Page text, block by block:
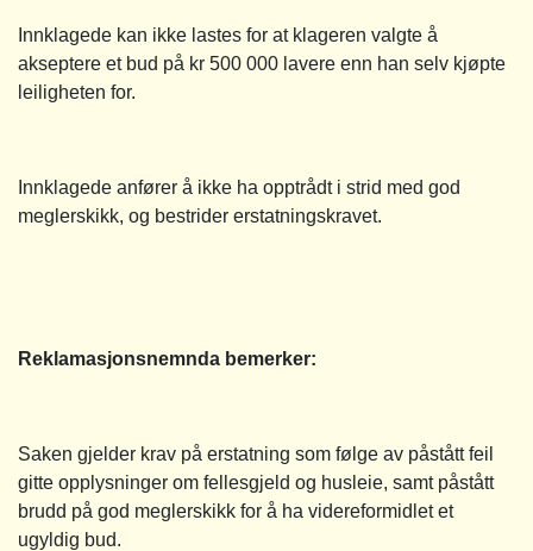
Innklagede kan ikke lastes for at klageren valgte å
akseptere et bud på kr 500 000 lavere enn han selv kjøpte
leiligheten for.
Innklagede anfører å ikke ha opptrådt i strid med god
meglerskikk, og bestrider erstatningskravet.
Reklamasjonsnemnda bemerker:
Saken gjelder krav på erstatning som følge av påstått feil
gitte opplysninger om fellesgjeld og husleie, samt påstått
brudd på god meglerskikk for å ha videreformidlet et
ugyldig bud.